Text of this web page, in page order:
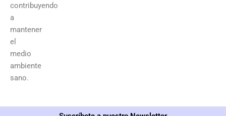
contribuyendo
a
mantener
el
medio
ambiente
sano.